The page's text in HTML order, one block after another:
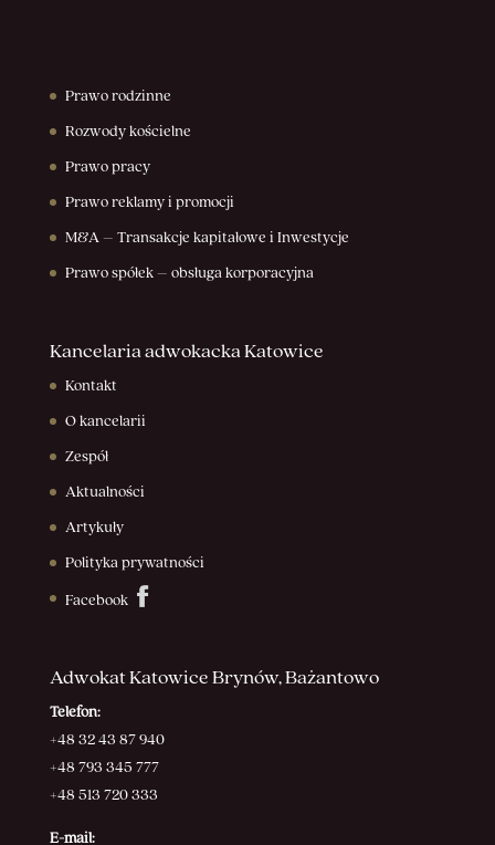
Prawo rodzinne
Rozwody kościelne
Prawo pracy
Prawo reklamy i promocji
M&A – Transakcje kapitałowe i Inwestycje
Prawo spółek – obsługa korporacyjna
Kancelaria adwokacka Katowice
Kontakt
O kancelarii
Zespół
Aktualności
Artykuły
Polityka prywatności
Facebook
Adwokat Katowice Brynów, Bażantowo
Telefon:
+48 32 43 87 940
+48 793 345 777
+48 513 720 333
E-mail: